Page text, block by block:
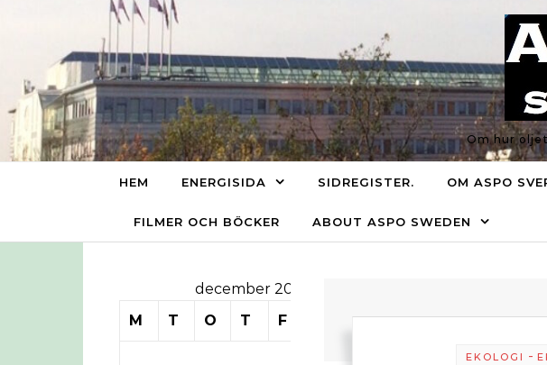
Skip to content
Om hur
HEM ENERGISIDA SIDREGISTER. OM ASPO
FILMER OCH BÖCKER ABOUT ASPO SWEDEN
december 2012
M
T O T F S
EKOLOGI -